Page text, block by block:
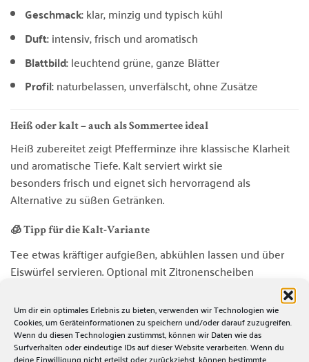
Um dir ein optimales Erlebnis zu bieten, verwenden wir Technologien wie
Cookies, um Geräteinformationen zu speichern und/oder darauf zuzugreifen.
Wenn du diesen Technologien zustimmst, können wir Daten wie das
Surfverhalten oder eindeutige IDs auf dieser Website verarbeiten. Wenn du
deine Einwilligung nicht erteilst oder zurückziehst, können bestimmte
Geschmack:klar, minzig und typisch kühl
Duft:intensiv, frisch und aromatisch
Blattbild:leuchtend grüne, ganze Blätter
Profil:naturbelassen, unverfälscht, ohne Zusätze
Heiß oder kalt – auch als Sommertee ideal
Heiß zubereitet zeigt Pfefferminze ihre klassische Klarheit
und aromatische Tiefe. Kalt serviert wirkt sie
besonders frisch und eignet sich hervorragend als
Alternative zu süßen Getränken.
🧊 Tipp für die Kalt-Variante
Tee etwas kräftiger aufgießen, abkühlen lassen und über
Eiswürfel servieren. Optional mit Zitronenscheiben
sommerliche Karaffe.
🍵 Zubereitungsempfehlung